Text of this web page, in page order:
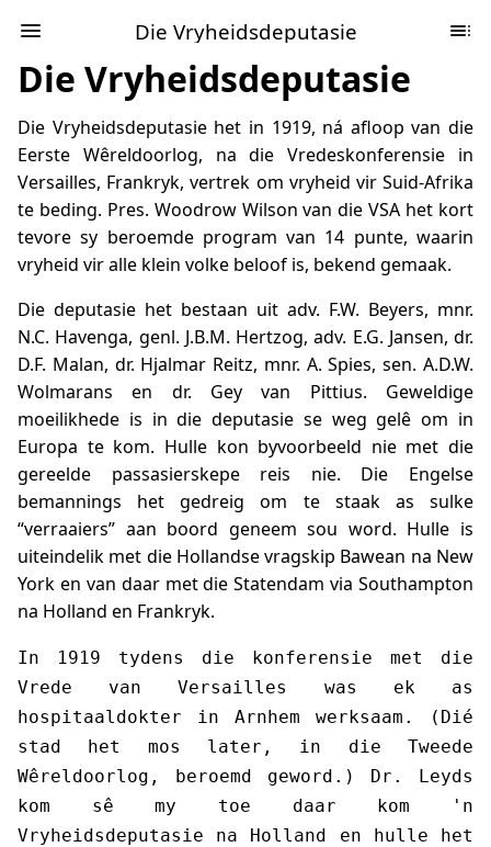
Die Vryheidsdeputasie
Die Vryheidsdeputasie
Die Vryheidsdeputasie het in 1919, ná afloop van die
Eerste Wêreldoorlog, na die Vredeskonferensie in
Versailles, Frankryk, vertrek om vryheid vir Suid-Afrika
te beding. Pres. Woodrow Wilson van die VSA het kort
tevore sy beroemde program van 14 punte, waarin
vryheid vir alle klein volke beloof is, bekend gemaak.
Die deputasie het bestaan uit adv. F.W. Beyers, mnr.
N.C. Havenga, genl. J.B.M. Hertzog, adv. E.G. Jansen, dr.
D.F. Malan, dr. Hjalmar Reitz, mnr. A. Spies, sen. A.D.W.
Wolmarans en dr. Gey van Pittius. Geweldige
moeilikhede is in die deputasie se weg gelê om in
Europa te kom. Hulle kon byvoorbeeld nie met die
gereelde passasierskepe reis nie. Die Engelse
bemannings het gedreig om te staak as sulke
“verraaiers” aan boord geneem sou word. Hulle is
uiteindelik met die Hollandse vragskip Bawean na New
York en van daar met die Statendam via Southampton
na Holland en Frankryk.
In 1919 tydens die konferensie met die
Vrede van Versailles was ek as
hospitaaldokter in Arnhem werksaam. (Dié
stad het mos later, in die Tweede
Wêreldoorlog, beroemd geword.) Dr. Leyds
kom sê my toe daar kom 'n
Vryheidsdeputasie na Holland en hulle het